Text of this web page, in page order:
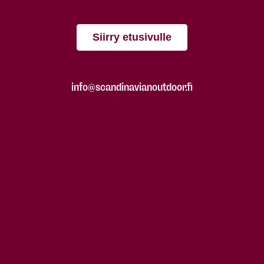
Siirry etusivulle
info@scandinavianoutdoor.fi